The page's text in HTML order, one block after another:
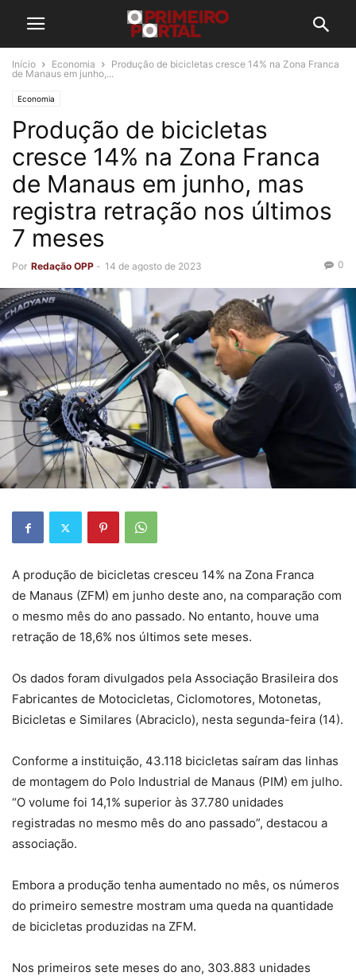
Início Economia
Produção de bicicletas cresce 14% na Zona Franca
de Manaus em junho,...
Economia
Produção de bicicletas
cresce 14% na Zona Franca
de Manaus em junho, mas
registra retração nos últimos
7 meses
Por Redação OPP - 14 de agosto de 2023 0
A produção de bicicletas cresceu 14% na Zona Franca
de Manaus (ZFM) em junho deste ano, na comparação com
o mesmo mês do ano passado. No entanto, houve uma
retração de 18,6% nos últimos sete meses.
Os dados foram divulgados pela Associação Brasileira dos
Fabricantes de Motocicletas, Ciclomotores, Motonetas,
Bicicletas e Similares (Abraciclo), nesta segunda-feira (14).
Conforme a instituição, 43.118 bicicletas saíram das linhas
de montagem do Polo Industrial de Manaus (PIM) em julho.
“O volume foi 14,1% superior às 37.780 unidades
registradas no mesmo mês do ano passado”, destacou a
associação.
Embora a produção tenha aumentado no mês, os números
do primeiro semestre mostram uma queda na quantidade
de bicicletas produzidas na ZFM.
Nos primeiros sete meses do ano, 303.883 unidades